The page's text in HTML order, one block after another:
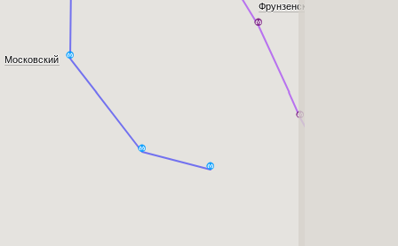
Московский
Фрунзенский